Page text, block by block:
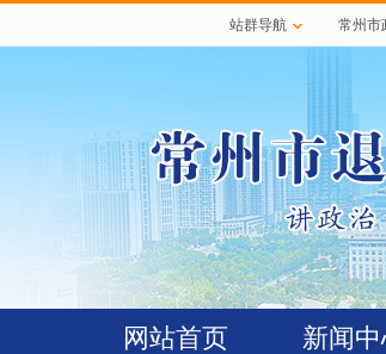
站群导航 常州市
网站首页 新闻